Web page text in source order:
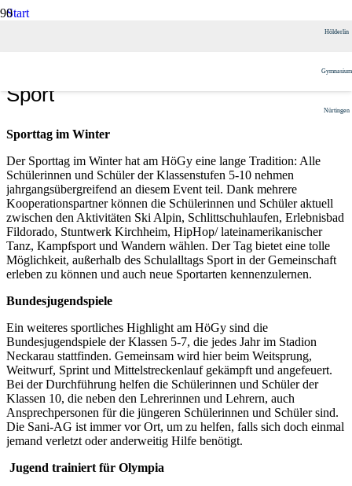
Hölderlin
Gymnasium
Nürtingen
Start
Sport
Sporttag im Winter
Der Sporttag im Winter hat am HöGy eine lange Tradition: Alle
Schülerinnen und Schüler der Klassenstufen 5-10 nehmen
jahrgangsübergreifend an diesem Event teil. Dank mehrere
Kooperationspartner können die Schülerinnen und Schüler aktuell
zwischen den Aktivitäten Ski Alpin, Schlittschuhlaufen, Erlebnisbad
Fildorado, Stuntwerk Kirchheim, HipHop/ lateinamerikanischer
Tanz, Kampfsport und Wandern wählen. Der Tag bietet eine tolle
Möglichkeit, außerhalb des Schulalltags Sport in der Gemeinschaft
erleben zu können und auch neue Sportarten kennenzulernen.
Bundesjugendspiele
Ein weiteres sportliches Highlight am HöGy sind die
Bundesjugendspiele der Klassen 5-7, die jedes Jahr im Stadion
Neckarau stattfinden. Gemeinsam wird hier beim Weitsprung,
Weitwurf, Sprint und Mittelstreckenlauf gekämpft und angefeuert.
Bei der Durchführung helfen die Schülerinnen und Schüler der
Klassen 10, die neben den Lehrerinnen und Lehrern, auch
Ansprechpersonen für die jüngeren Schülerinnen und Schüler sind.
Die Sani-AG ist immer vor Ort, um zu helfen, falls sich doch einmal
jemand verletzt oder anderweitig Hilfe benötigt.
Jugend trainiert für Olympia